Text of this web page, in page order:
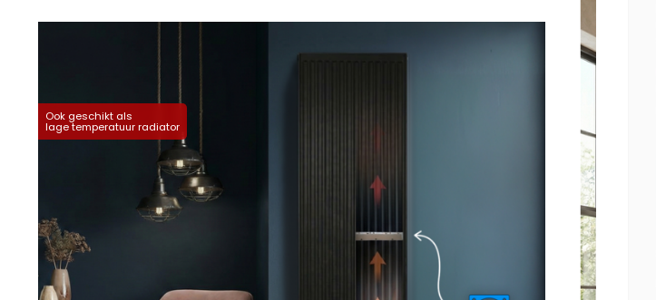
Ook geschikt als
lage temperatuur radiator